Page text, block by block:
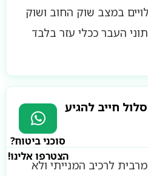
במצב שוק החוב ושוק
העבר ככלי עזר בלבד
חייב להגיע
המרבית לרכיב המנייתי ולא
סוכני ביטוח?
הצטרפו אלינו!